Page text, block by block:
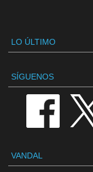
LO ÚLTIMO
SÍGUENOS
VANDAL